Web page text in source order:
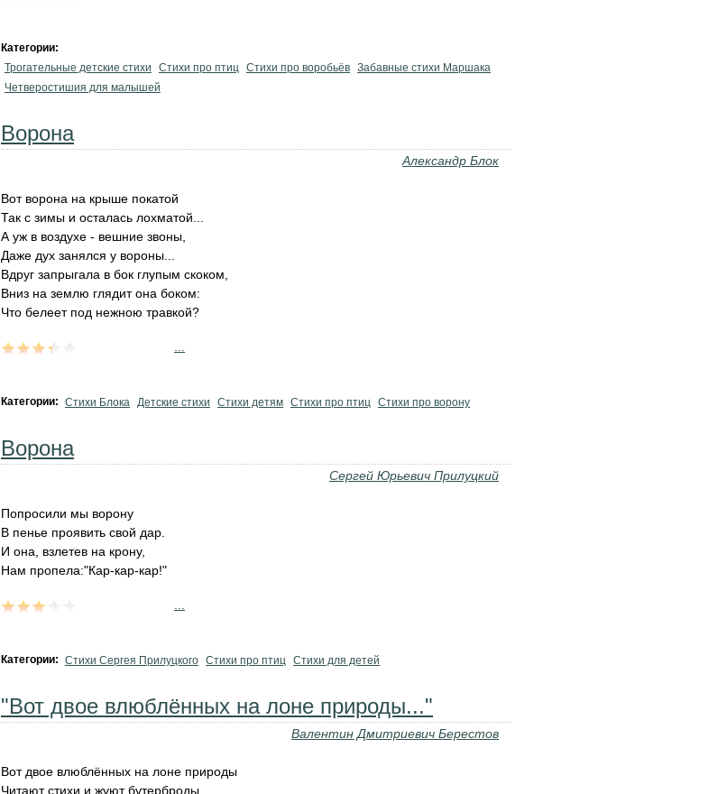
Категории:
Трогательные детские стихи
Стихи про птиц Стихи про воробьёв Забавные стихи Маршака
Четверостишия для малышей
Ворона
Александр Блок
Вот ворона на крыше покатой
Так с зимы и осталась лохматой...
А уж в воздухе - вешние звоны,
Даже дух занялся у вороны...
Вдруг запрыгала в бок глупым скоком,
Вниз на землю глядит она боком:
Что белеет под нежною травкой?
Категории: Стихи Блока Детские стихи Стихи детям Стихи про птиц Стихи про ворону
Ворона
Сергей Юрьевич Прилуцкий
Попросили мы ворону
В пенье проявить свой дар.
И она, взлетев на крону,
Нам пропела:"Кар-кар-кар!"
Категории: Стихи Сергея Прилуцкого Стихи про птиц Стихи для детей
"Вот двое влюблённых на лоне природы..."
Валентин Дмитриевич Берестов
Вот двое влюблённых на лоне природы
Читают стихи и жуют бутерброды.